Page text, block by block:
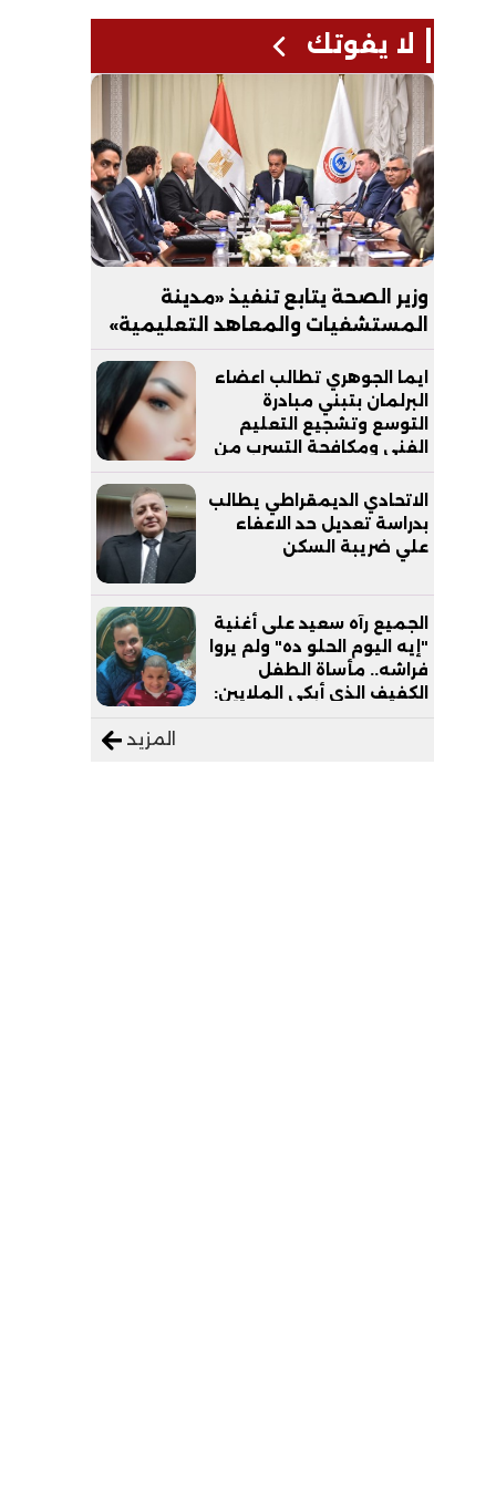
لا يفوتك
وزير الصحة يتابع تنفيذ «مدينة
المستشفيات والمعاهد التعليمية»
بالعاصمة الجديدة
ايما الجوهري تطالب اعضاء
البرلمان بتبني مبادرة
التوسع وتشجيع التعليم
الفني ومكافحة التسرب من
التعليم
الاتحادي الديمقراطي يطالب
بدراسة تعديل حد الاعفاء
علي ضريبة السكن
الجميع رآه سعيد على أغنية
"إيه اليوم الحلو ده" ولم يروا
فراشه.. مأساة الطفل
الكفيف الذي أبكى الملايين:
المزيد